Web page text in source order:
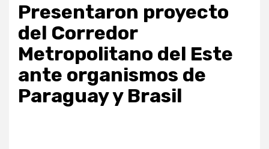
Presentaron proyecto
del Corredor
Metropolitano del Este
ante organismos de
Paraguay y Brasil